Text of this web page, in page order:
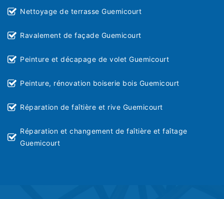
Nettoyage de terrasse Guemicourt
Ravalement de façade Guemicourt
Peinture et décapage de volet Guemicourt
Peinture, rénovation boiserie bois Guemicourt
Réparation de faîtière et rive Guemicourt
Réparation et changement de faîtière et faîtage
Guemicourt